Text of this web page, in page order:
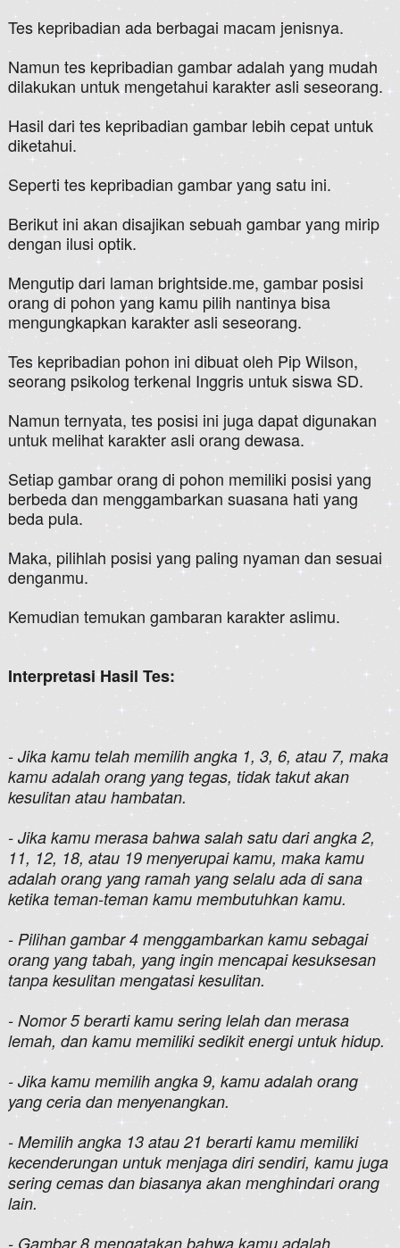
Tes kepribadian ada berbagai macam jenisnya.
Namun tes kepribadian gambar adalah yang mudah
dilakukan untuk mengetahui karakter asli seseorang.
Hasil dari tes kepribadian gambar lebih cepat untuk
diketahui.
Seperti tes kepribadian gambar yang satu ini.
Berikut ini akan disajikan sebuah gambar yang mirip
dengan ilusi optik.
Mengutip dari laman brightside.me, gambar posisi
orang di pohon yang kamu pilih nantinya bisa
mengungkapkan karakter asli seseorang.
Tes kepribadian pohon ini dibuat oleh Pip Wilson,
seorang psikolog terkenal Inggris untuk siswa SD.
Namun ternyata, tes posisi ini juga dapat digunakan
untuk melihat karakter asli orang dewasa.
Setiap gambar orang di pohon memiliki posisi yang
berbeda dan menggambarkan suasana hati yang
beda pula.
Maka, pilihlah posisi yang paling nyaman dan sesuai
denganmu.
Kemudian temukan gambaran karakter aslimu.
Interpretasi Hasil Tes:
- Jika kamu telah memilih angka 1, 3, 6, atau 7, maka
kamu adalah orang yang tegas, tidak takut akan
kesulitan atau hambatan.
- Jika kamu merasa bahwa salah satu dari angka 2,
11, 12, 18, atau 19 menyerupai kamu, maka kamu
adalah orang yang ramah yang selalu ada di sana
ketika teman-teman kamu membutuhkan kamu.
- Pilihan gambar 4 menggambarkan kamu sebagai
orang yang tabah, yang ingin mencapai kesuksesan
tanpa kesulitan mengatasi kesulitan.
- Nomor 5 berarti kamu sering lelah dan merasa
lemah, dan kamu memiliki sedikit energi untuk hidup.
- Jika kamu memilih angka 9, kamu adalah orang
yang ceria dan menyenangkan.
- Memilih angka 13 atau 21 berarti kamu memiliki
kecenderungan untuk menjaga diri sendiri, kamu juga
sering cemas dan biasanya akan menghindari orang
lain.
- Gambar 8 mengatakan bahwa kamu adalah